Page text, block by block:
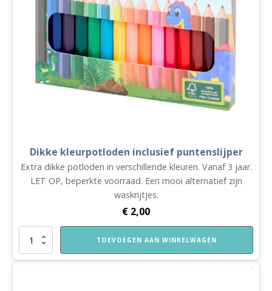
Dikke kleurpotloden inclusief puntenslijper
Extra dikke potloden in verschillende kleuren. Vanaf 3 jaar.
LET OP, beperkte voorraad. Een mooi alternatief zijn
waskrijtjes.
€ 2,00
Dikke
inclusief
TOEVOEGEN AAN WINKELWAGEN